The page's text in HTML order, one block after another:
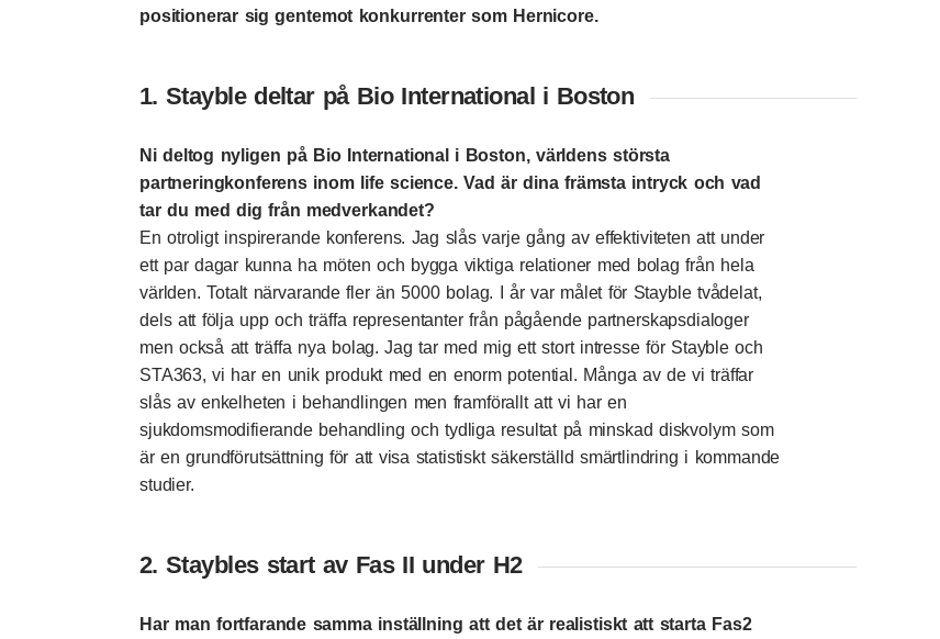
positionerar sig gentemot konkurrenter som Hernicore.
1. Stayble deltar på Bio International i Boston
Ni deltog nyligen på Bio International i Boston, världens största
partneringkonferens inom life science. Vad är dina främsta intryck och vad
tar du med dig från medverkandet?
En otroligt inspirerande konferens. Jag slås varje gång av effektiviteten att under
ett par dagar kunna ha möten och bygga viktiga relationer med bolag från hela
världen. Totalt närvarande fler än 5000 bolag. I år var målet för Stayble tvådelat,
dels att följa upp och träffa representanter från pågående partnerskapsdialoger
men också att träffa nya bolag. Jag tar med mig ett stort intresse för Stayble och
STA363, vi har en unik produkt med en enorm potential. Många av de vi träffar
slås av enkelheten i behandlingen men framförallt att vi har en
sjukdomsmodifierande behandling och tydliga resultat på minskad diskvolym som
är en grundförutsättning för att visa statistiskt säkerställd smärtlindring i kommande
studier.
2. Staybles start av Fas II under H2
Har man fortfarande samma inställning att det är realistiskt att starta Fas2